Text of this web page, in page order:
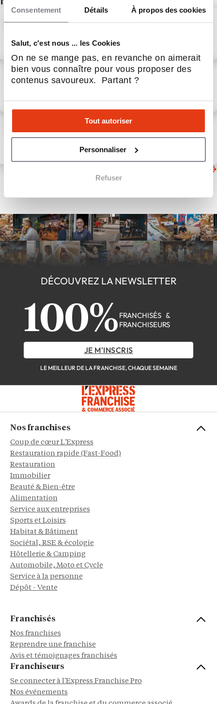
Consentement Détails À propos des cookies
Salut, c'est nous ... les Cookies
On ne se mange pas, en revanche on aimerait
bien vous connaître pour vous proposer des
contenus savoureux. Partant ?
Tout autoriser
Personnaliser
Refuser
Avenir Rénovations et
faveur de la rénovation
Première Piscine en
autonomie totale pour notre
d’Avignon !💪
20 Mai 2025Habitat & Bâtiment
Franchise TRYBA : cap sur le
Grand Ouest au salon L4M de
Rennes le 8 septembre
Habitat & Bâtiment
DÉCOUVREZ LA NEWSLETTER
100% FRANCHISÉS &
FRANCHISEURS
JE M'INSCRIS
LE MEILLEUR DE LA FRANCHISE, CHAQUE SEMAINE
Nos franchises
Coup de cœur L'Express
Restauration rapide (Fast-Food)
Restauration
Immobilier
Beauté & Bien-être
Alimentation
Service aux entreprises
Sports et Loisirs
Habitat & Bâtiment
Sociétal, RSE & écologie
Hôtellerie & Camping
Automobile, Moto et Cycle
Service à la personne
Dépôt - Vente
Franchisés
Nos franchises
Reprendre une franchise
Avis et témoignages franchisés
Franchiseurs
Se connecter à l'Express Franchise Pro
Nos événements